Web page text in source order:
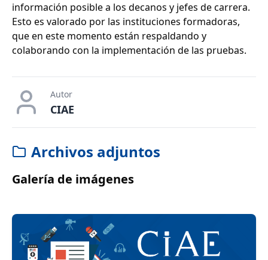
información posible a los decanos y jefes de carrera.
Esto es valorado por las instituciones formadoras,
que en este momento están respaldando y
colaborando con la implementación de las pruebas.
Autor
CIAE
Archivos adjuntos
Galería de imágenes